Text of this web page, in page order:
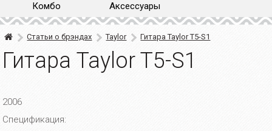
Комбо Аксессуары
Статьи о брэндах Taylor Гитара Taylor T5-S1
Гитара Taylor T5-S1
2006
Спецификация: